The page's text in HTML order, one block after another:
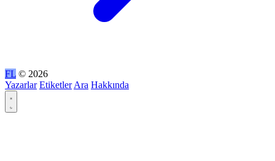
FL © 2026
Yazarlar Etiketler Ara Hakkında